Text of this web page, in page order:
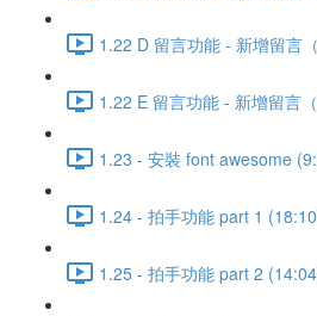
1.22 D 留言功能 - 新增留言
1.22 E 留言功能 - 新增留言
1.23 - 安裝 font awesome
1.24 - 拍手功能 part 1
1.25 - 拍手功能 part 2